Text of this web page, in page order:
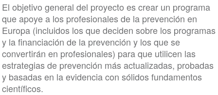
El objetivo general del proyecto es crear un programa
que apoye a los profesionales de la prevención en
Europa (incluidos los que deciden sobre los programas
y la financiación de la prevención y los que se
convertirán en profesionales) para que utilicen las
estrategias de prevención más actualizadas, probadas
y basadas en la evidencia con sólidos fundamentos
científicos.